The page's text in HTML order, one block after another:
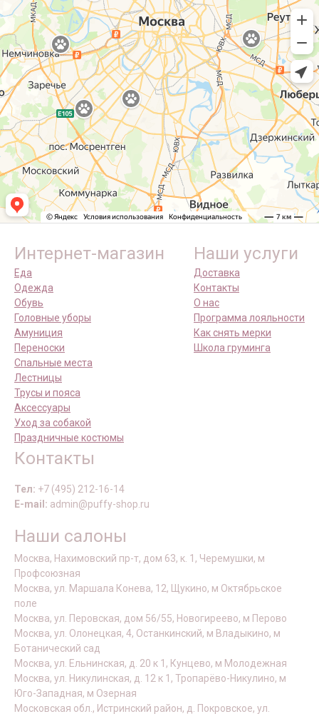
Интернет-магазин
Еда
Одежда
Обувь
Головные уборы
Амуниция
Переноски
Спальные места
Лестницы
Трусы и пояса
Аксессуары
Уход за собакой
Праздничные костюмы
Наши услуги
Доставка
Контакты
О нас
Программа лояльности
Как снять мерки
Школа груминга
Контакты
Тел: +7 (495) 212-16-14
E-mail: admin@puffy-shop.ru
Наши салоны
Москва, Нахимовский пр-т, дом 63, к. 1, Черемушки, м
Профсоюзная
Москва, ул. Маршала Конева, 12, Щукино, м Октябрьское
поле
Москва, ул. Перовская, дом 56/55, Новогиреево, м Перово
Москва, ул. Олонецкая, 4, Останкинский, м Владыкино, м
Ботанический сад
Москва, ул. Ельнинская, д. 20 к 1, Кунцево, м Молодежная
Москва, ул. Никулинская, д. 12 к 1, Тропарёво-Никулино, м
Юго-Западная, м Озерная
Московская обл., Истринский район, д. Покровское, ул.